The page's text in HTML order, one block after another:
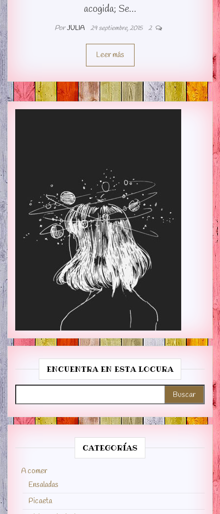
acogida; Se…
PorJULIA 29 septiembre, 2015 2
Leer más
ENCUENTRA EN ESTA LOCURA
CATEGORÍAS
A comer
Ensaladas
Picaeta